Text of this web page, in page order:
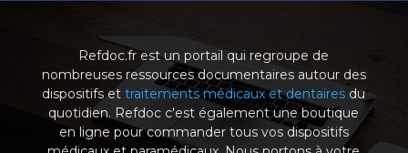
Refdoc.fr est un portail qui regroupe de
nombreuses ressources documentaires autour des
dispositifs ettraitements médicaux et dentaires du
quotidien. Refdoc c'est également une boutique
en ligne pour commander tous vos dispositifs